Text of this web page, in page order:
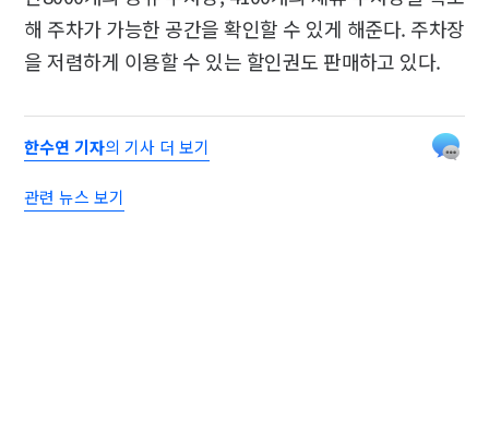
해 주차가 가능한 공간을 확인할 수 있게 해준다. 주차장
을 저렴하게 이용할 수 있는 할인권도 판매하고 있다.
한수연 기자의 기사 더 보기
관련 뉴스 보기